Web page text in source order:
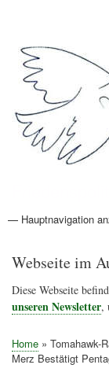
Hauptnavigation
— Hauptnavigation
Aktionen
Friedensbewegung
Friedensprojekte
Home
Konflikte
Links
Narichtenlinks
News
Politik
Termine
Texte
Kunst
Friedensexperten
Friedensforschung
Friedensinitiativen
Friedensnachrichten
Webseite im
Diese Webseite
unseren Newsletter,
Pfadnavigation
Home
Tomahawk-
Merz Bestätigt